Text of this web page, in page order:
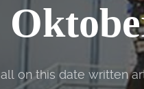
on this date written